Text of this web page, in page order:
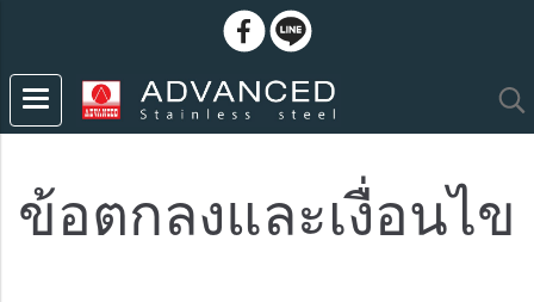
ข้อตกลงและเงื่อนไข